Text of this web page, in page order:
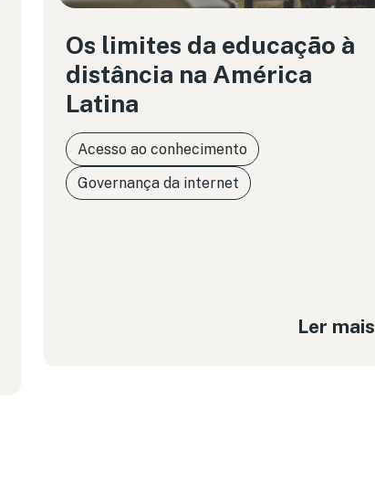
Os limites da educação à
distância na América
Latina
Acesso ao conhecimento
Governança da internet
Ler mais